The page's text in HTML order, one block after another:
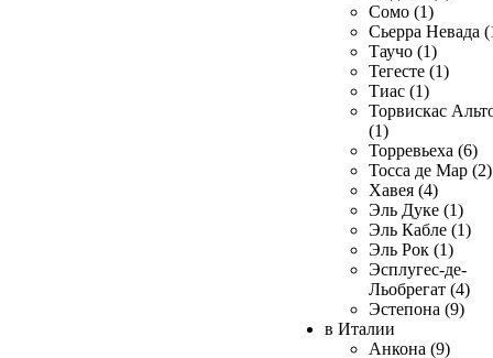
Сомо (1)
Сьерра Невада
Таучо (1)
Тегесте (1)
Тиас (1)
Торвискас
(1)
Торревьеха (6)
Тосса де Мар (2)
Хавея (4)
Эль Дуке (1)
Эль Кабле (1)
Эль Рок (1)
Эсплугес-де-
Льобрегат (4)
Эстепона (9)
в Италии
Анкона (9)